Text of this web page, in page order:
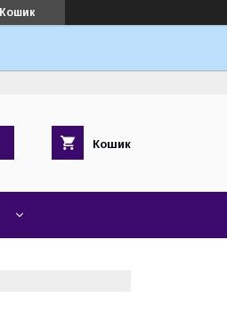
Кошик
Кошик